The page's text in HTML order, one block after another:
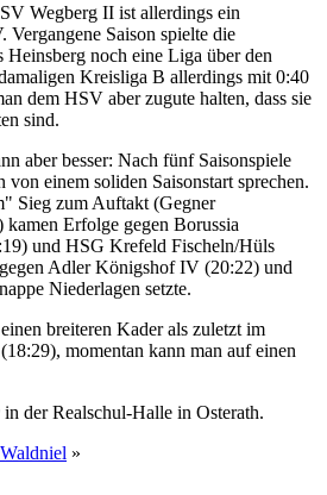
Wegberg II ist allerdings ein
Saison spielte die
Heinsberg noch eine Liga über den
Kreisliga B allerdings mit 0:40
dem HSV aber zugute halten, dass sie
sind.
aber besser: Nach fünf Saisonspiele
einem soliden Saisonstart sprechen.
Sieg zum Auftakt (Gegner
Erfolge gegen Borussia
und HSG Krefeld Fischeln/Hüls
Adler Königshof IV (20:22) und
Niederlagen setzte.
breiteren Kader als zuletzt im
momentan kann man auf einen
in der Realschul-Halle in Osterath.
»